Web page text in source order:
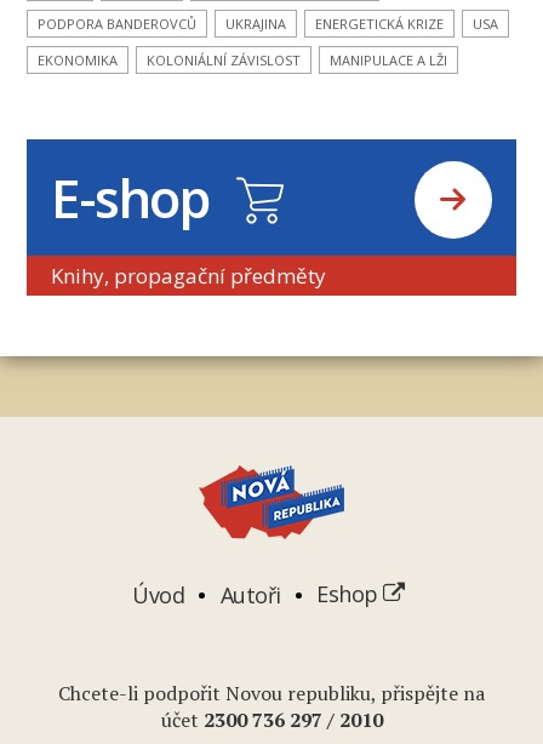
PODPORA BANDEROVCŮ
UKRAJINA ENERGETICKÁ KRIZE
USA
EKONOMIKA
KOLONIÁLNÍ ZÁVISLOST MANIPULACE A LŽI
E-shop
Knihy, propagační předměty
Úvod Autoři Eshop
Chcete-li podpořit Novou republiku, přispějte na
účet 2300 736 297 / 2010